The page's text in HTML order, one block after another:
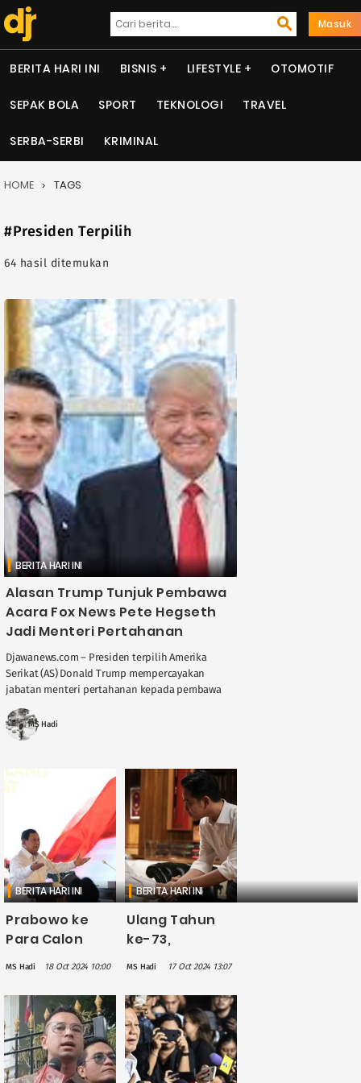
Masuk
BERITA HARI INI BISNIS LIFESTYLE OTOMOTIF
SEPAK BOLA SPORT TEKNOLOGI TRAVEL
SERBA-SERBI KRIMINAL
HOME TAGS
#Presiden Terpilih
64 hasil ditemukan
BERITA HARI INI
Alasan Trump Tunjuk Pembawa
Acara Fox News Pete Hegseth
Jadi Menteri Pertahanan
Djawanews.com – Presiden terpilih Amerika
Serikat (AS) Donald Trump mempercayakan
jabatan menteri pertahanan kepada pembawa
tangguh, cerdas, dan benar-benar percaya ....
MS Hadi
BERITA HARI INI
Prabowo ke
Para Calon
Cocok dengan
Gagasan Saya,
Mundur dari
Sekarang!
MS Hadi 18 Oct 2024 10:00
BERITA HARI INI
Ulang Tahun
ke-73,
Momen
Kebersamaan
saat
Pembekalan
Calon Menteri
MS Hadi 17 Oct 2024 13:07